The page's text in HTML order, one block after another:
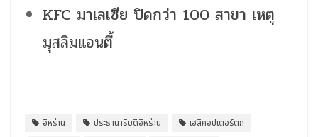
KFC มาเลเซีย ปิดกว่า 100 สาขา เหตุ
มุสลิมแอนตี้
อิหร่าน ประธานาธิบดีอิหร่าน
เฮลิคอปเตอร์ตก